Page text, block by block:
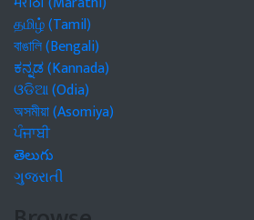
தமிழ் (Tamil)
বাঙালি (Bengali)
ಕನ್ನಡ (Kannada)
ଓଡିଆ (Odia)
অসমীয়া (Asomiya)
ਪੰਜਾਬੀ
తెలుగు
ગુજરાતી